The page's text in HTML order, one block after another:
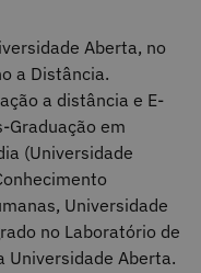
Aberta, no
a Distância.
a distância e E-
Graduação em
(Universidade
Universidade
no Laboratório de
Universidade Aberta.